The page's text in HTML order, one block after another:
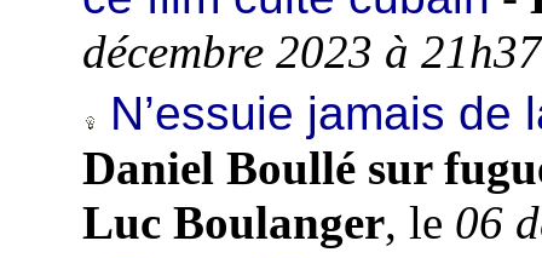
décembre 2023 à 21h37
N’essuie jamais de
Daniel Boullé sur
Luc Boulanger, le 06